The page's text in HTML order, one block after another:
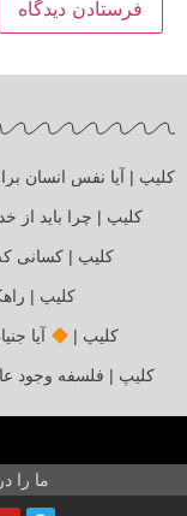
کلیپ | آیا نفس انسان
کلیپ | چرا باید از
کلیپ | کسانی
کلیپ |
کلیپ | آیا
کلیپ | فلسفه وجود
ما را